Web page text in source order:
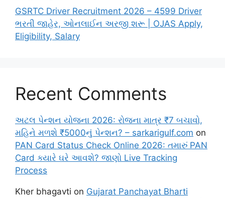
GSRTC Driver Recruitment 2026 – 4599 Driver
ભરતી જાહેર, ઓનલાઈન અરજી શરૂ | OJAS Apply,
Eligibility, Salary
Recent Comments
અટલ પેન્શન યોજના 2026: રોજના માત્ર ₹7 બચાવો,
મહિને મળશે ₹5000નું પેન્શન? – sarkarigulf.com on
PAN Card Status Check Online 2026: તમારું PAN
Card ક્યારે ઘરે આવશે? જાણો Live Tracking
Process
Kher bhagavti on Gujarat Panchayat Bharti